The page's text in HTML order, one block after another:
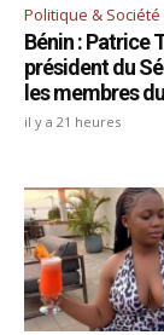
Politique & Société
Bénin : Patrice
président du
les membres
il y a 21 heures